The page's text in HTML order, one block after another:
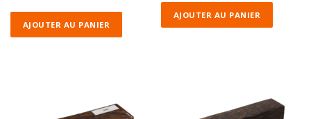
AJOUTER AU PANIER
AJOUTER AU PANIER